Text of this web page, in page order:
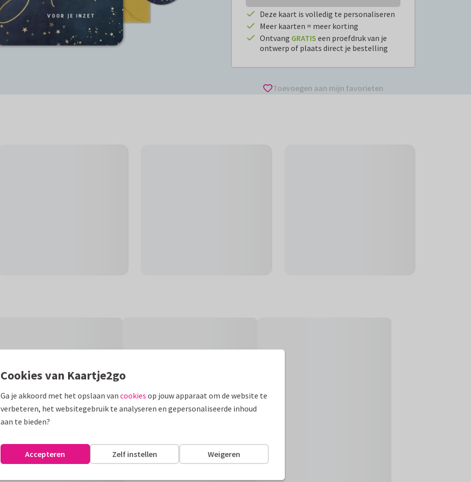
Deze kaart is volledig te personaliseren
Meer kaarten = meer korting
Ontvang GRATIS een proefdruk van je
ontwerp of plaats direct je bestelling
Toevoegen aan mijn favorieten
Cookies van Kaartje2go
Ga je akkoord met het opslaan van cookies op jouw apparaat om de website te
verbeteren, het websitegebruik te analyseren en gepersonaliseerde inhoud
aan te bieden?
Weigeren
Zelf instellen
Accepteren